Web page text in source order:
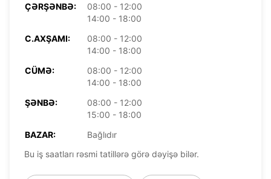
ÇƏRŞƏNBƏ:
08:00 - 12:00
14:00 - 18:00
C.AXŞAMI:
08:00 - 12:00
14:00 - 18:00
CÜMƏ:
08:00 - 12:00
14:00 - 18:00
ŞƏNBƏ:
08:00 - 12:00
15:00 - 18:00
BAZAR:
Bağlıdır
Bu iş saatları rəsmi tatillərə görə dəyişə bilər.